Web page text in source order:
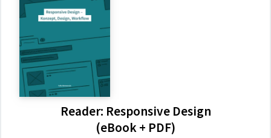
Reader: Responsive Design
(eBook + PDF)